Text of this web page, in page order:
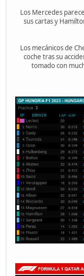
Los Mercedes
sus cartas y
Los mecánicos de
coche tras su
tomado con